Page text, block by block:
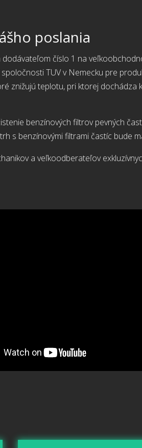
poslania
číslo 1 na
TUV v Nemecku pre
znižujú teplotu, pri ktorej dochádza
benzínových filtrov pevných
s benzínovými filtrami častíc bude
a veľkoodberateľov